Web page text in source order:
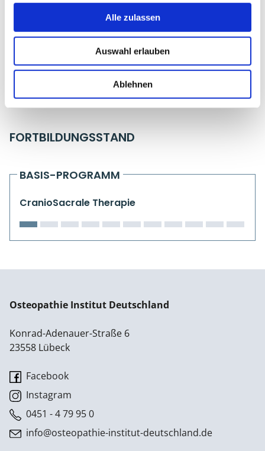
Alle zulassen
Auswahl erlauben
Ablehnen
Adresse:
Frankfurter Straße 63-69
061966-407407
FORTBILDUNGSSTAND
BASIS-PROGRAMM
CranioSacrale Therapie
Osteopathie Institut Deutschland
Konrad-Adenauer-Straße 6
23558 Lübeck
Facebook
Instagram
0451 - 4 79 95 0
info@osteopathie-institut-deutschland.de